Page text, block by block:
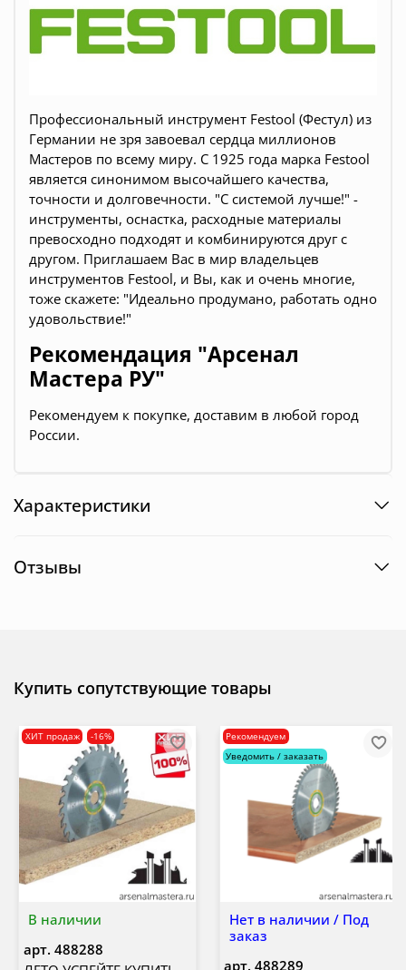
Профессиональный инструмент Festool (Фестул) из
Германии не зря завоевал сердца миллионов
Мастеров по всему миру. С 1925 года марка Festool
является синонимом высочайшего качества,
точности и долговечности. "С системой лучше!" -
инструменты, оснастка, расходные материалы
превосходно подходят и комбинируются друг с
другом. Приглашаем Вас в мир владельцев
инструментов Festool, и Вы, как и очень многие,
тоже скажете: "Идеально продумано, работать одно
удовольствие!"
Рекомендация "Арсенал
Мастера РУ"
Рекомендуем к покупке, доставим в любой город
России.
Характеристики
Отзывы
Купить сопутствующие товары
В наличии
ХИТ продаж -16%
арт. 488288
Нет в наличии / Под
заказ
Рекомендуем
Уведомить / заказать
арт. 488289